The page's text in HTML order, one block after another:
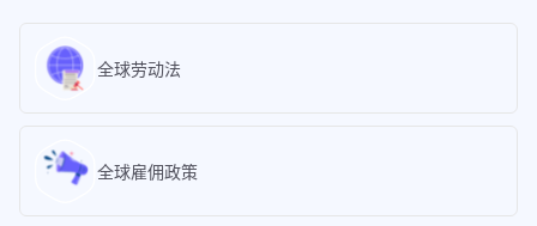
全球劳动法
全球雇佣政策